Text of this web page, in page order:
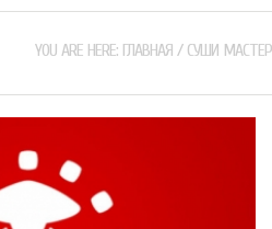
YOU ARE HERE: ГЛАВНАЯ / СУШИ МАСТЕР